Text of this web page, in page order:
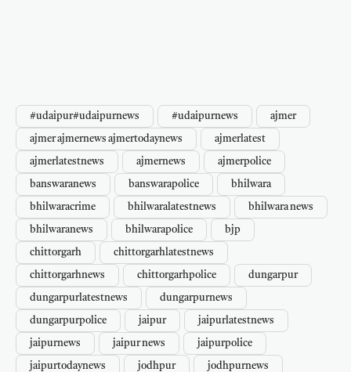
#udaipur#udaipurnews #udaipurnews ajmer
ajmer ajmernews ajmertodaynews ajmerlatest
ajmerlatestnews ajmernews ajmerpolice
banswaranews banswarapolice bhilwara
bhilwaracrime bhilwaralatestnews bhilwara news
bhilwaranews bhilwarapolice bjp
chittorgarh chittorgarhlatestnews
chittorgarhnews chittorgarhpolice dungarpur
dungarpurlatestnews dungarpurnews
dungarpurpolice jaipur jaipurlatestnews
jaipurnews jaipur news jaipurpolice
jaipurtodaynews jodhpur jodhpurnews